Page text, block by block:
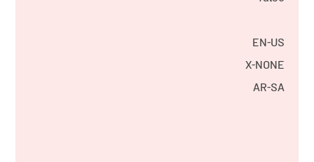
EN-US
X-NONE
AR-SA